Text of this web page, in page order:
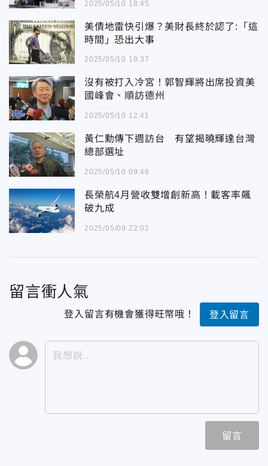
2025/05/10 18:45
美債地雷快引爆？美財長終於認了:「這
時間」恐出大事
2025/05/10 18:37
沒有被打入冷宮！郭智輝將出席投資美
國峰會、順訪德州
2025/05/10 12:41
黃仁勳傳下週訪台 有望揭曉輝達台灣
總部選址
2025/05/10 09:46
長榮航4月營收雙增創新高！載客率飆
破九成
2025/05/09 22:02
留言衝人氣
登入留言有機會獲得旺幣哦！ 登入留言
留言